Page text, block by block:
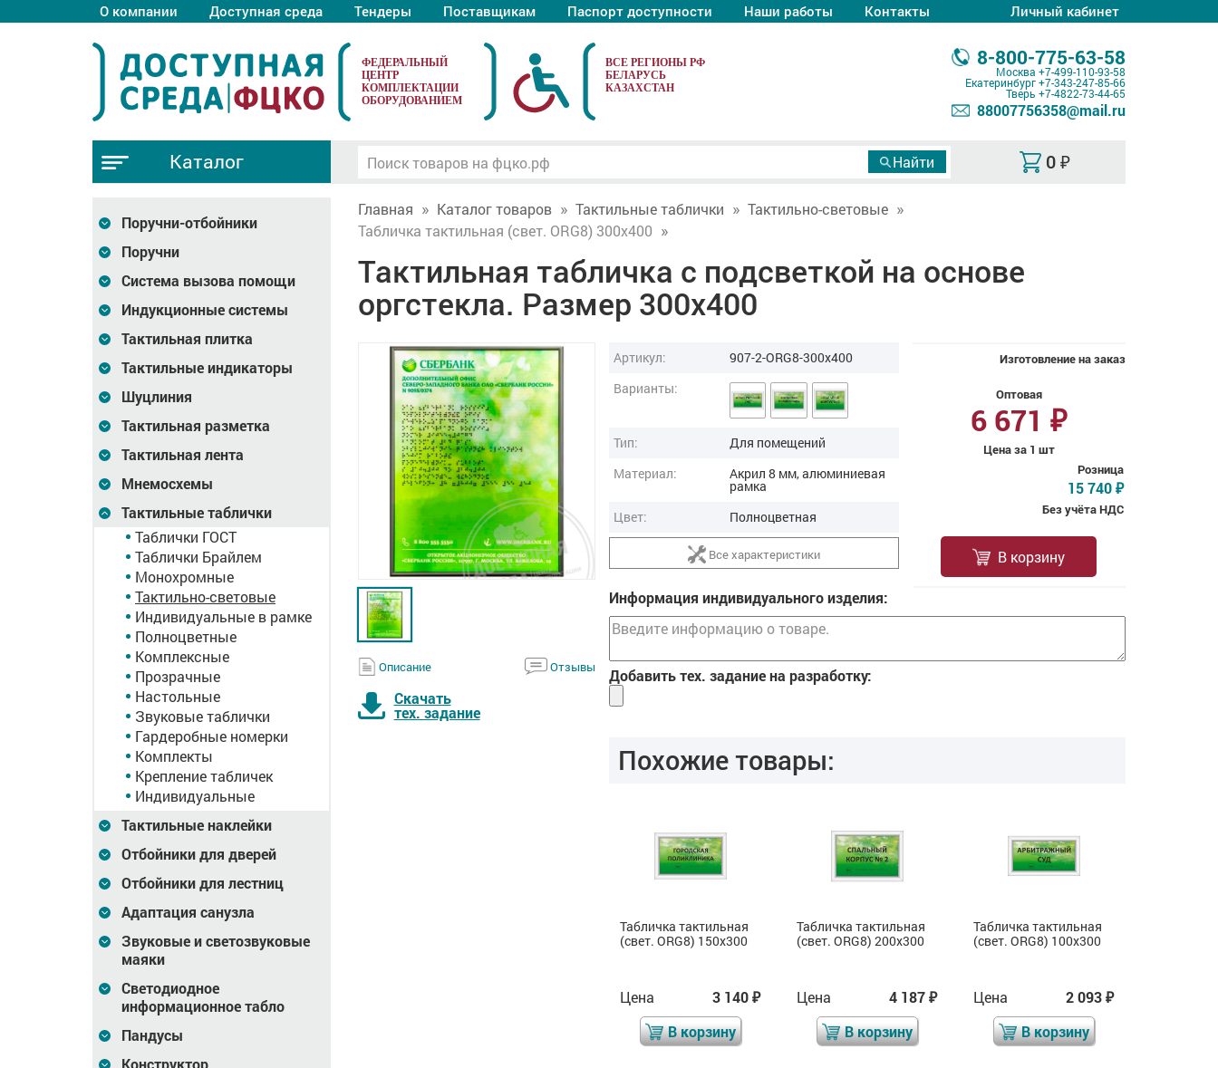
О компании Доступная среда Тендеры Поставщикам Паспорт доступности Наши работы Контакты Личный кабинет
ФЕДЕРАЛЬНЫЙ
ЦЕНТР
КОМПЛЕКТАЦИИ
ОБОРУДОВАНИЕМ
8-800-775-63-58
Москва +7-499-110-93-58
Екатеринбург+7-343-247-85-66
Тверь +7-4822-73-44-65
88007756358@mail.ru
0 ₽
Каталог
Поручни-отбойники
Поручни
Система вызова помощи
Индукционные системы
Тактильная плитка
Тактильные индикаторы
Шуцлиния
Тактильная разметка
Тактильная лента
Мнемосхемы
Тактильные таблички
Таблички ГОСТ
Таблички Брайлем
Монохромные
Тактильно-световые
Индивидуальные в рамке
Полноцветные
Комплексные
Прозрачные
Настольные
Звуковые таблички
Гардеробные номерки
Комплекты
Крепление табличек
Индивидуальные
Тактильные наклейки
Отбойники для дверей
Отбойники для лестниц
Адаптация санузла
Звуковые и светозвуковые
маяки
Светодиодное
информационное табло
Пандусы
Конструктор
Главная Каталог товаров Тактильные таблички
Тактильно-световые
Табличка тактильная (свет. ORG8) 300x400
Тактильная табличка с подсветкой на основе
оргстекла. Размер 300x400
Описание Отзывы
Скачать
тех. задание
Изготовление на заказ
Оптовая
6 671 ₽
Цена за 1 шт
Розница
15 740 ₽
Без учёта НДС
В корзину
Артикул:
907-2-ORG8-300x400
Варианты:
Тип:
Для помещений
Материал:
Акрил 8 мм, алюминиевая
рамка
Цвет:
Полноцветная
Все характеристики
Информация индивидуального изделия:
Добавить тех. задание на разработку:
Похожие товары:
(свет. ORG8) 150x300
Цена 3 140
В корзину
(свет. ORG8) 200x300
Цена
Табличка тактильная
(свет. ORG8) 150x300
Цена 3 140₽
В корзину
Табличка тактильная
(свет. ORG8) 200x300
Цена 4 187₽
В корзину
Табличка тактильная
(свет. ORG8) 100x300
Цена 2 093₽
В корзину